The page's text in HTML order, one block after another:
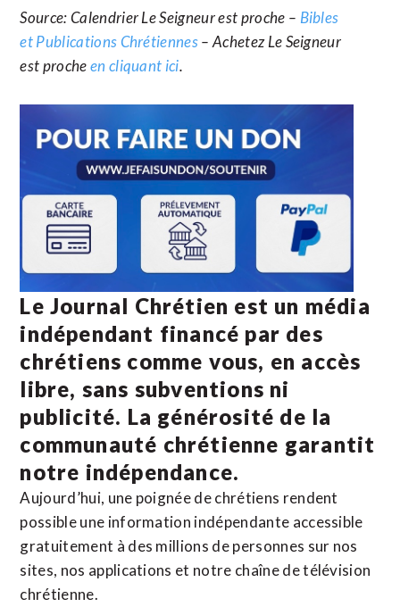
Source: Calendrier Le Seigneur est proche – Bibles
et Publications Chrétiennes– Achetez Le Seigneur
est procheen cliquant ici.
Le Journal Chrétien est un média
indépendant financé par des
chrétiens comme vous, en accès
libre, sans subventions ni
publicité. La générosité de la
communauté chrétienne garantit
notre indépendance.
Aujourd’hui, une poignée de chrétiens rendent
possible une information indépendante accessible
gratuitement à des millions de personnes sur nos
sites, nos applications et notre chaîne de télévision
chrétienne.